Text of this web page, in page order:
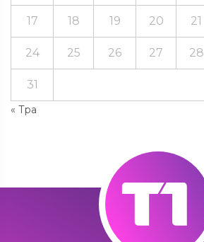
« Тра
17 18 19 20 21
24 25 26 27 28
31